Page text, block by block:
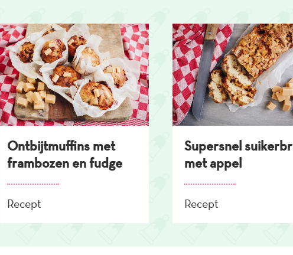
Ontbijtmuffins met
frambozen en fudge
Recept
Supersnel
met appel
Recept